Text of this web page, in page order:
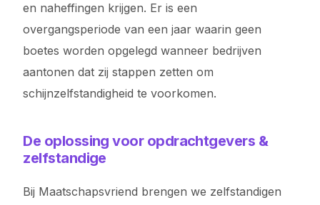
en naheffingen krijgen. Er is een
overgangsperiode van een jaar waarin geen
boetes worden opgelegd wanneer bedrijven
aantonen dat zij stappen zetten om
schijnzelfstandigheid te voorkomen.
De oplossing voor opdrachtgevers &
zelfstandige
Bij Maatschapsvriend brengen we zelfstandigen